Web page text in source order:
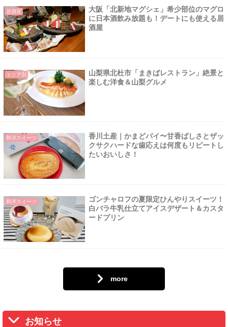
居酒屋
大阪「北新地マグシェ」希少部位のマグロ
に日本酒飲み放題も！デートにも使える居
酒屋
エリア別
山梨県北杜市「まきばレストラン」絶景と
楽しむ洋食＆山梨グルメ
和洋スイーツ
香川土産｜かまどパイ〜甘香ばしさとザッ
クサクハードな歯応えは何度もリピートし
たいおいしさ！
和洋スイーツ
ゴンチャロフの夏限定ひんやりスイーツ！
白バラ牛乳仕立てアイスデザート＆カスタ
ードプリン
more
お知らせ